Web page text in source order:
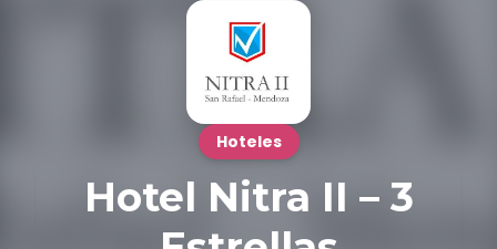
Hoteles
Hotel Nitra II – 3